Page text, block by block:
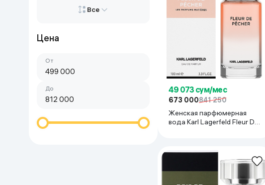
Красота и уход
Очки виртуальной
Все
Цена
От
До 49 073 сум/мес
673 000841 250
Женская парфюмерная
вода Karl Lagerfeld Fleur De